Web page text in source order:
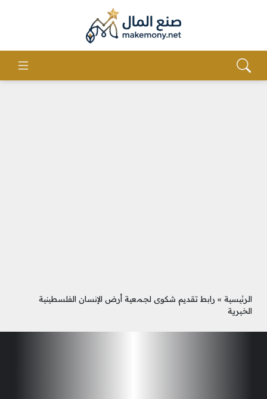
الرئيسية » رابط تقديم شكوى لجمعية أرض الإنسان الفلسطينية
الخيرية